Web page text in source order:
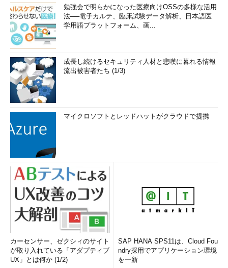
勉強会で明らかになった医療向けOSSの多様な活用
法──電子カルテ、臨床試験データ解析、日本語医
学用語プラットフォーム、画...
成長し続けるセキュリティ人材と悲嘆に暮れる情報
流出被害者たち (1/3)
マイクロソフトとレッドハットがクラウドで提携
カーセンサー、ゼクシィのサイト
が取り入れている「アダプティブ
UX」とは何か (1/2)
SAP HANA SPS11は、Cloud Fou
ndry採用でアプリケーション環境
を一新